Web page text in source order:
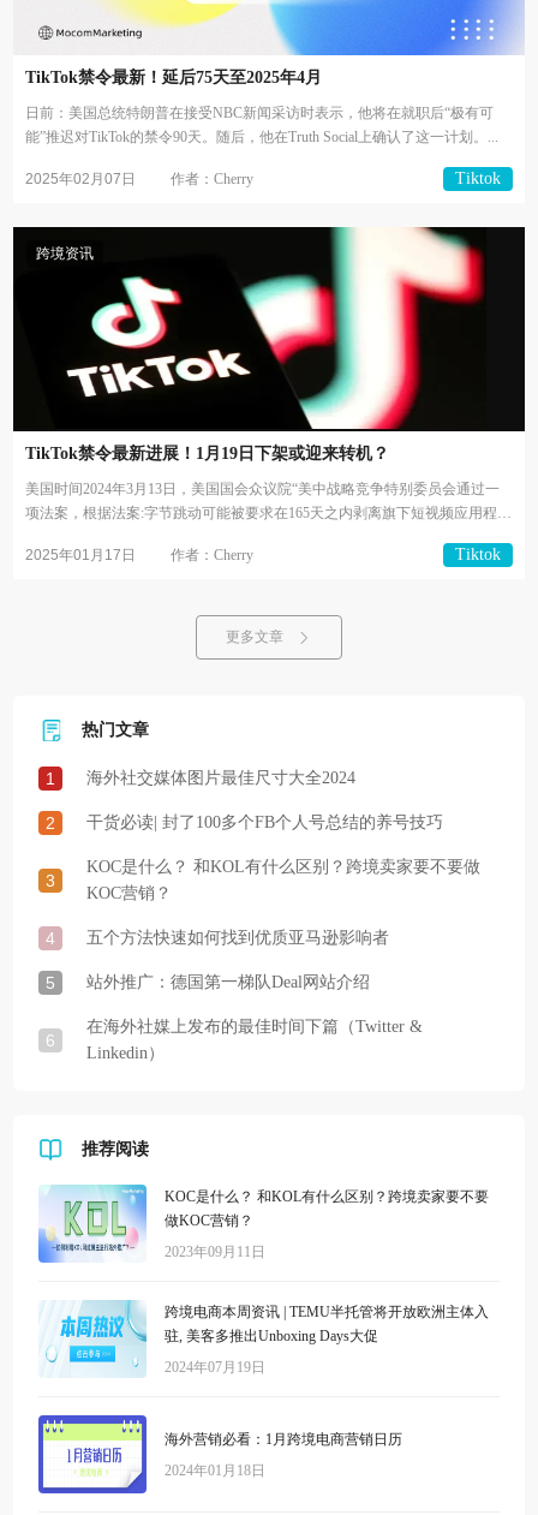
TikTok禁令最新！延后75天至2025年4月
日前：美国总统特朗普在接受NBC新闻采访时表示，他将在就职后“极有可
能”推迟对TikTok的禁令90天。随后，他在Truth Social上确认了这一计划。...
2025年02月07日 作者：Cherry Tiktok
跨境资讯
TikTok禁令最新进展！1月19日下架或迎来转机？
美国时间2024年3月13日，美国国会众议院“美中战略竞争特别委员会通过一
项法案，根据法案:字节跳动可能被要求在165天之内剥离旗下短视频应用程序
2025年01月17日
作者：Cherry Tiktok
更多文章
热门文章
1 海外社交媒体图片最佳尺寸大全2024
2 干货必读| 封了100多个FB个人号总结的养号技巧
3
KOC是什么？ 和KOL有什么区别？跨境卖家要不要做
KOC营销？
4 五个方法快速如何找到优质亚马逊影响者
5 站外推广：德国第一梯队Deal网站介绍
6
在海外社媒上发布的最佳时间下篇（Twitter &
Linkedin）
推荐阅读
KOC是什么？ 和KOL有什么区别？跨境卖家要不要
做KOC营销？
2023年09月11日
跨境电商本周资讯 | TEMU半托管将开放欧洲主体入
驻, 美客多推出Unboxing Days大促
2024年07月19日
海外营销必看：1月跨境电商营销日历
2024年01月18日